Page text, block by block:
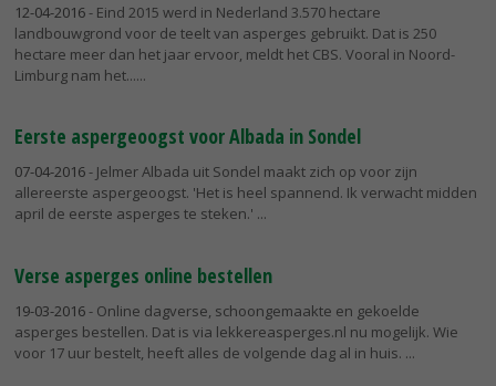
12-04-2016- Eind 2015 werd in Nederland 3.570 hectare
landbouwgrond voor de teelt van asperges gebruikt. Dat is 250
hectare meer dan het jaar ervoor, meldt het CBS. Vooral in Noord-
Limburg nam het...
Eerste aspergeoogst voor Albada in Sondel
07-04-2016- Jelmer Albada uit Sondel maakt zich op voor zijn
allereerste aspergeoogst. 'Het is heel spannend. Ik verwacht midden
april de eerste asperges te steken.'
Verse asperges online bestellen
19-03-2016- Online dagverse, schoongemaakte en gekoelde
asperges bestellen. Dat is via lekkereasperges.nl nu mogelijk. Wie
voor 17 uur bestelt, heeft alles de volgende dag al in huis.